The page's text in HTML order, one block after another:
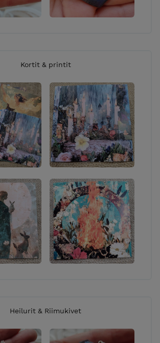
Kortit & printit
Heilurit & Riimukivet